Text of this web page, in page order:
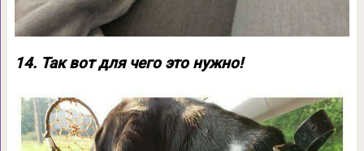
14. Так вот для чего это нужно!